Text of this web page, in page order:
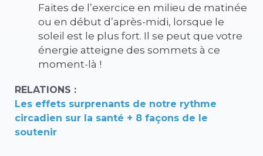
Faites de l’exercice en milieu de matinée
ou en début d’après-midi, lorsque le
soleil est le plus fort. Il se peut que votre
énergie atteigne des sommets à ce
moment-là !
RELATIONS :
Les effets surprenants de notre rythme
circadien sur la santé + 8 façons de le
soutenir